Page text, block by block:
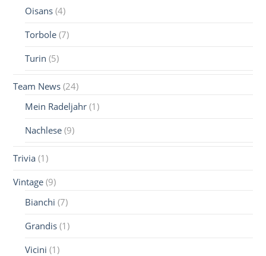
Oisans (4)
Torbole (7)
Turin (5)
Team News (24)
Mein Radeljahr (1)
Nachlese (9)
Trivia (1)
Vintage (9)
Bianchi (7)
Grandis (1)
Vicini (1)